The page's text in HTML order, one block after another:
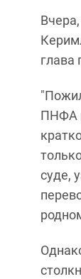
глава
ПНФА
суде,